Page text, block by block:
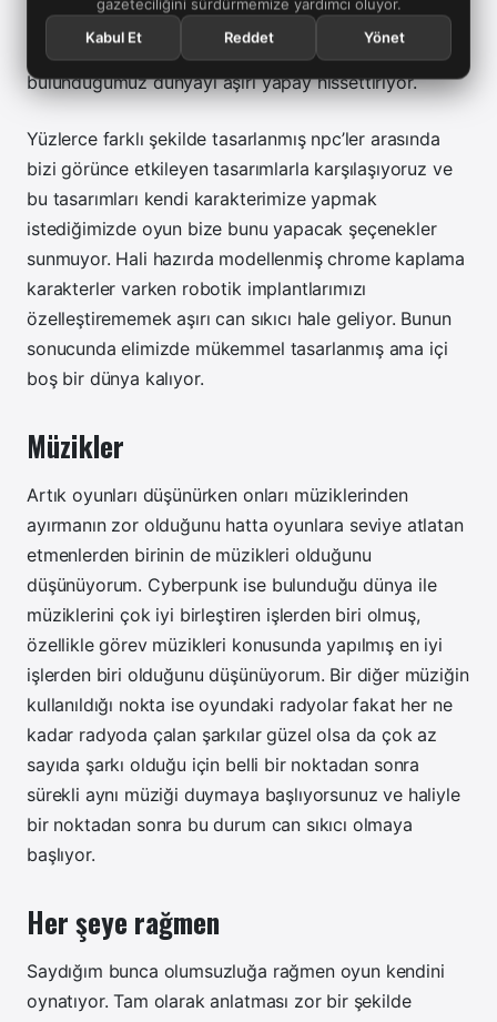
gazeteciliğini sürdürmemize yardımcı oluyor.
Kabul Et
Reddet Yönet
bile seçebileceğimiz bir oyunda saçımızı
kestirebileceğimiz bir berber bile olmaması içinde
bulunduğumuz dünyayı aşırı yapay hissettiriyor.
Yüzlerce farklı şekilde tasarlanmış npc’ler arasında
bizi görünce etkileyen tasarımlarla karşılaşıyoruz ve
bu tasarımları kendi karakterimize yapmak
istediğimizde oyun bize bunu yapacak şeçenekler
sunmuyor. Hali hazırda modellenmiş chrome kaplama
karakterler varken robotik implantlarımızı
özelleştirememek aşırı can sıkıcı hale geliyor. Bunun
sonucunda elimizde mükemmel tasarlanmış ama içi
boş bir dünya kalıyor.
Müzikler
Artık oyunları düşünürken onları müziklerinden
ayırmanın zor olduğunu hatta oyunlara seviye atlatan
etmenlerden birinin de müzikleri olduğunu
düşünüyorum. Cyberpunk ise bulunduğu dünya ile
müziklerini çok iyi birleştiren işlerden biri olmuş,
özellikle görev müzikleri konusunda yapılmış en iyi
işlerden biri olduğunu düşünüyorum. Bir diğer müziğin
kullanıldığı nokta ise oyundaki radyolar fakat her ne
kadar radyoda çalan şarkılar güzel olsa da çok az
sayıda şarkı olduğu için belli bir noktadan sonra
sürekli aynı müziği duymaya başlıyorsunuz ve haliyle
bir noktadan sonra bu durum can sıkıcı olmaya
başlıyor.
Her şeye rağmen
Saydığım bunca olumsuzluğa rağmen oyun kendini
oynatıyor. Tam olarak anlatması zor bir şekilde